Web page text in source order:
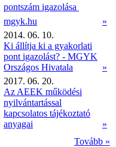
pontszám igazolása 
mgyk.hu
»
2014. 06. 10.
Ki állítja ki a gyakorlati
pont igazolást? - MGYK
Országos Hivatala
»
2017. 06. 20.
Az AEEK működési
nyilvántartással
kapcsolatos tájékoztató
anyagai
»
Tovább »